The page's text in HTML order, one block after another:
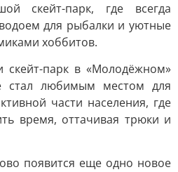
скейт-парк, где всегда
для рыбалки и уютные
хоббитов.
парк в «Молодёжном»
стал любимым местом для
части населения, где
время, оттачивая трюки и
появится еще одно новое